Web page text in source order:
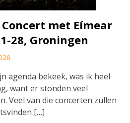
met Eímear
28, Groningen
agenda bekeek, was ik heel
want er stonden veel
Veel van die concerten zullen
[…]